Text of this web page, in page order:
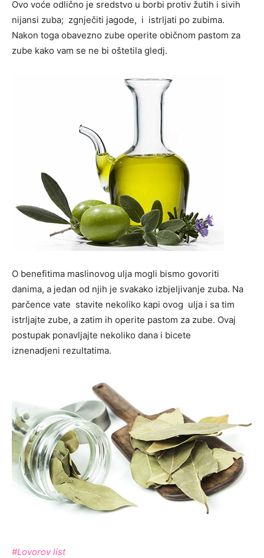
Ovo voće odlično je sredstvo u borbi protiv žutih i sivih
nijansi zuba; zgnječiti jagode, i istrljati po zubima.
Nakon toga obavezno zube operite običnom pastom za
zube kako vam se ne bi oštetila gledj.
O benefitima maslinovog ulja mogli bismo govoriti
danima, a jedan od njih je svakako izbjeljivanje zuba. Na
parčence vate stavite nekoliko kapi ovog ulja i sa tim
istrljajte zube, a zatim ih operite pastom za zube. Ovaj
postupak ponavljajte nekoliko dana i bicete
iznenadjeni rezultatima.
#Lovorov list